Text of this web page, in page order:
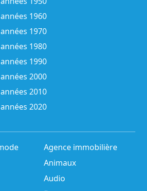
1960
1970
1980
1990
2000
2010
2020
Agence immobilière
Animaux
Audio